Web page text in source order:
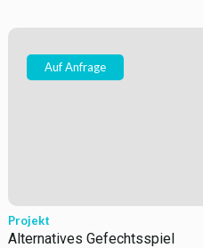
Auf Anfrage
Projekt
Alternatives Gefechtsspiel